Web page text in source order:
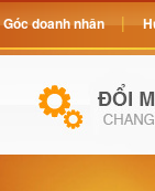
Góc doanh nhân